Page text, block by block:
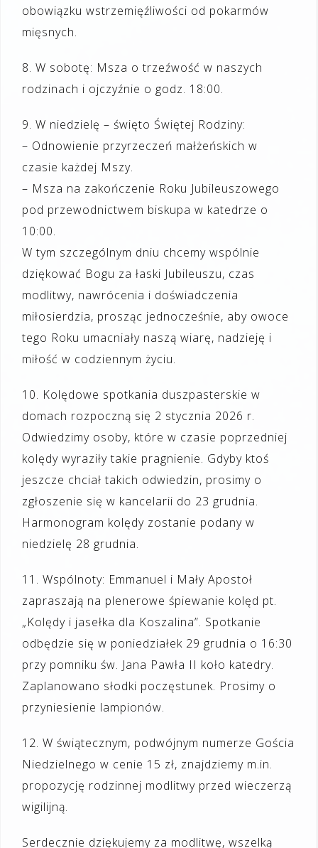
obowiązku wstrzemięźliwości od pokarmów
mięsnych.
8. W sobotę: Msza o trzeźwość w naszych
rodzinach i ojczyźnie o godz. 18:00.
9. W niedzielę – święto Świętej Rodziny:
– Odnowienie przyrzeczeń małżeńskich w
czasie każdej Mszy.
– Msza na zakończenie Roku Jubileuszowego
pod przewodnictwem biskupa w katedrze o
10:00.
W tym szczególnym dniu chcemy wspólnie
dziękować Bogu za łaski Jubileuszu, czas
modlitwy, nawrócenia i doświadczenia
miłosierdzia, prosząc jednocześnie, aby owoce
tego Roku umacniały naszą wiarę, nadzieję i
miłość w codziennym życiu.
10. Kolędowe spotkania duszpasterskie w
domach rozpoczną się 2 stycznia 2026 r.
Odwiedzimy osoby, które w czasie poprzedniej
kolędy wyraziły takie pragnienie. Gdyby ktoś
jeszcze chciał takich odwiedzin, prosimy o
zgłoszenie się w kancelarii do 23 grudnia.
Harmonogram kolędy zostanie podany w
niedzielę 28 grudnia.
11. Wspólnoty: Emmanuel i Mały Apostoł
zapraszają na plenerowe śpiewanie kolęd pt.
„Kolędy i jasełka dla Koszalina”. Spotkanie
odbędzie się w poniedziałek 29 grudnia o 16:30
przy pomniku św. Jana Pawła II koło katedry.
Zaplanowano słodki poczęstunek. Prosimy o
przyniesienie lampionów.
12. W świątecznym, podwójnym numerze Gościa
Niedzielnego w cenie 15 zł, znajdziemy m.in.
propozycję rodzinnej modlitwy przed wieczerzą
wigilijną.
Serdecznie dziękujemy za modlitwę, wszelką